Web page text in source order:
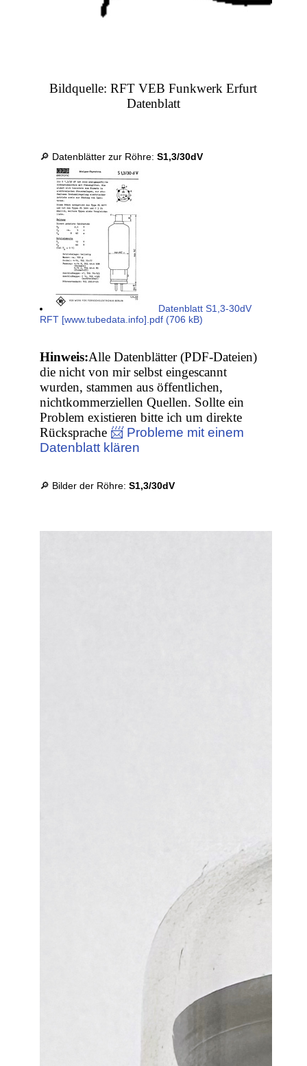
Bildquelle: RFT VEB Funkwerk Erfurt
Datenblatt
🔎 Datenblätter zur Röhre:S1,3/30dV
Datenblatt S1,3-30dV
RFT [www.tubedata.info].pdf (706 kB)
Hinweis:Alle Datenblätter (PDF-Dateien)
die nicht von mir selbst eingescannt
wurden, stammen aus öffentlichen,
nichtkommerziellen Quellen. Sollte ein
Problem existieren bitte ich um direkte
Rücksprache 📨 Probleme mit einem
Datenblatt klären
🔎 Bilder der Röhre:S1,3/30dV